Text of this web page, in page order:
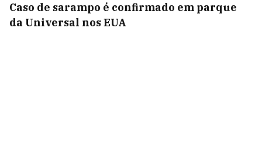
Caso de sarampo é confirmado em parque
da Universal nos EUA